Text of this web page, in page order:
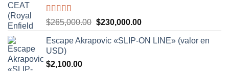
Valorado
5.00
5
$265,000.00 El
original
$230,000.00El
actual
Escape Akrapovic «SLIP-ON LINE» (valor en
USD)
$2,100.00